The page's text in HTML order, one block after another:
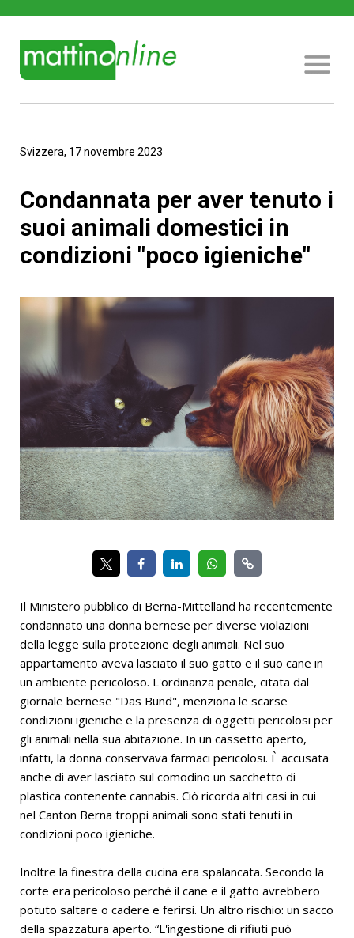
Svizzera, 17 novembre 2023
Condannata per aver tenuto i
suoi animali domestici in
condizioni "poco igieniche"
Il Ministero pubblico di Berna-Mittelland ha recentemente
condannato una donna bernese per diverse violazioni
della legge sulla protezione degli animali. Nel suo
appartamento aveva lasciato il suo gatto e il suo cane in
un ambiente pericoloso. L'ordinanza penale, citata dal
giornale bernese "Das Bund", menziona le scarse
condizioni igieniche e la presenza di oggetti pericolosi per
gli animali nella sua abitazione. In un cassetto aperto,
infatti, la donna conservava farmaci pericolosi. È accusata
anche di aver lasciato sul comodino un sacchetto di
plastica contenente cannabis. Ciò ricorda altri casi in cui
nel Canton Berna troppi animali sono stati tenuti in
condizioni poco igieniche.
Inoltre la finestra della cucina era spalancata. Secondo la
corte era pericoloso perché il cane e il gatto avrebbero
potuto saltare o cadere e ferirsi. Un altro rischio: un sacco
della spazzatura aperto. “L'ingestione di rifiuti può